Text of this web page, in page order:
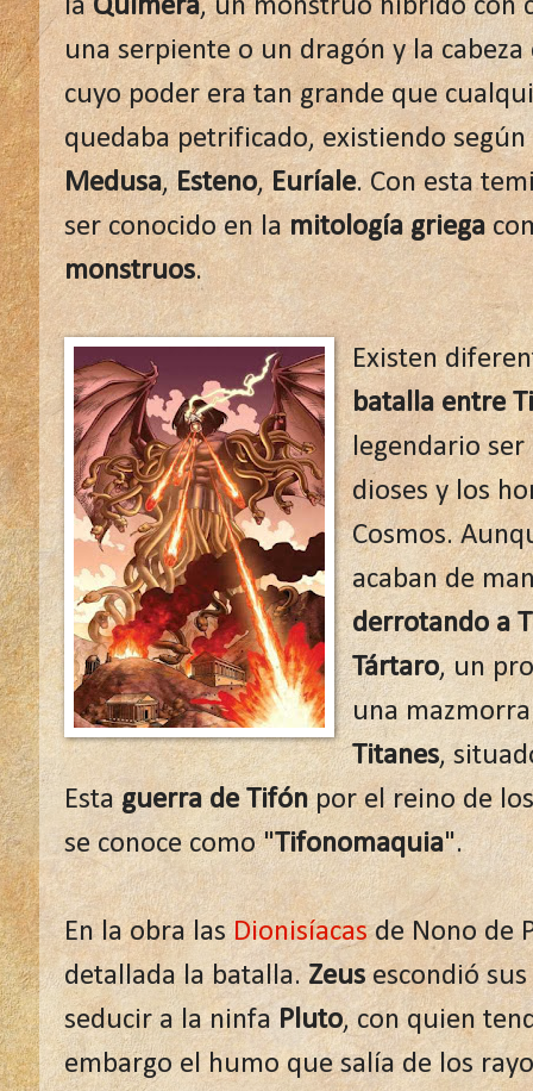
laQuimera, un monstruo híbrido con
una serpiente o un dragón y la
cuyo poder era tan grande que
quedaba petrificado, existiendo
Medusa,Esteno,Euríale. Con esta
ser conocido en lamitología griega
monstruos.
Existen
batalla entre
legendario ser
dioses y los
Cosmos.
acaban de
derrotando a
Tártaro, un
una
Titanes,
Esta guerra de Tifónpor el reino de
se conoce como "Tifonomaquia".
En la obra lasDionisíacasde Nono de
detallada la batalla.Zeusescondió sus
seducir a la ninfa Pluto, con quien
embargo el humo que salía de los